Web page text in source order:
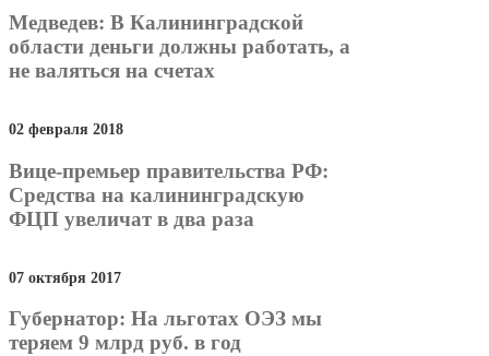
Медведев: В Калининградской
области деньги должны работать, а
не валяться на счетах
02 февраля 2018
Вице-премьер правительства РФ:
Средства на калининградскую
ФЦП увеличат в два раза
07 октября 2017
Губернатор: На льготах ОЭЗ мы
теряем 9 млрд руб. в год